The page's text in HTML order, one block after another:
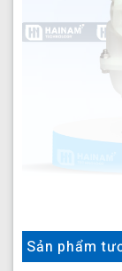
Bơm màng
bơm màng khí
Sản phẩm